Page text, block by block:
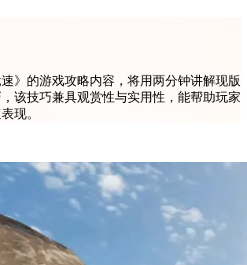
》的游戏攻略内容，将用两分钟讲解现版
该技巧兼具观赏性与实用性，能帮助玩家
现。